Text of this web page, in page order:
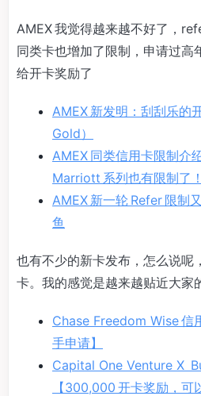
AMEX 我觉得越来越不好了，
同类卡也增加了限制，申请过高
给开卡奖励了
AMEX 新发明：刮刮乐的
Gold）
AMEX 同类信用卡限制介
Marriott 系列也有限制了！
AMEX 新一轮 Refer 限制
鱼
也有不少的新卡发布，怎么说呢
卡。我的感觉是越来越贴近大家
Chase Freedom Wise 信
手申请】
Capital One Venture X
【300,000 开卡奖励，可